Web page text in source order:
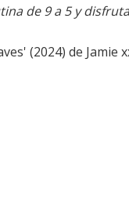
de 9 a 5 y
' (2024) de Jamie